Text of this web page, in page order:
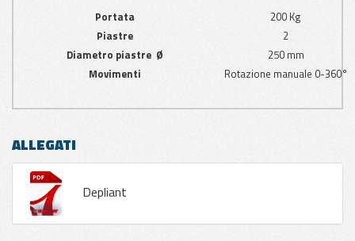
Portata
200 Kg
Piastre
2
Diametro piastre Ø
250 mm
Movimenti
Rotazione manuale 0-360°
ALLEGATI
Depliant